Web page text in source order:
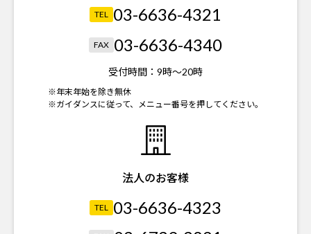
TEL 03-6636-4321
FAX 03-6636-4340
受付時間： 9時～20時
※年末年始を除き無休
※ガイダンスに従って、メニュー番号を押してください。
法人のお客様
TEL 03-6636-4323